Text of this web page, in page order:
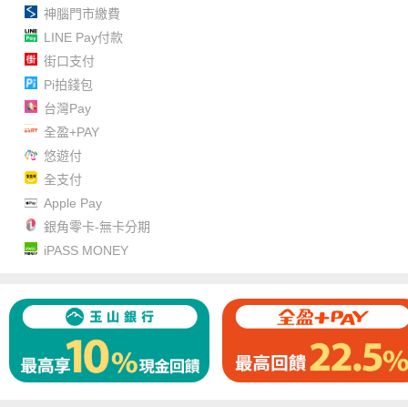
神腦門市繳費
LINE Pay付款
街口支付
Pi拍錢包
台灣Pay
全盈+PAY
悠遊付
全支付
Apple Pay
銀角零卡-無卡分期
iPASS MONEY